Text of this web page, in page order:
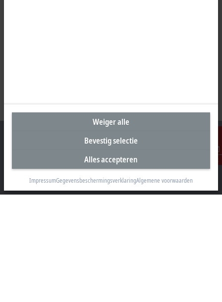
Contact
Hoofdkantoor België
Beckhoff Automation BV
Klaverbladstraat 11.2/2
Weiger alle
Bevestig selectie
Alles accepteren
ImpressumGegevensbeschermingsverklaringAlgemene voorwaarden